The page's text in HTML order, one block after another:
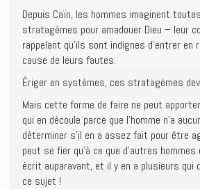
Depuis Caïn, les hommes imaginent
stratagèmes pour amadouer Dieu – leur
rappelant qu’ils sont indignes d’entrer en
cause de leurs fautes.
Ériger en systèmes, ces stratagèmes
Mais cette forme de faire ne peut
qui en découle parce que l’homme n’a
déterminer s’il en a assez fait pour être
peut se fier qu’à ce que d’autres
écrit auparavant, et il y en a plusieurs qui
ce sujet !